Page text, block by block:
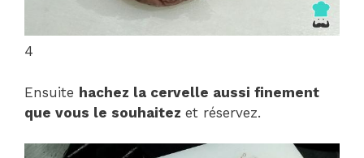
4
Ensuite hachez la cervelle aussi finement
que vous le souhaitez et réservez.